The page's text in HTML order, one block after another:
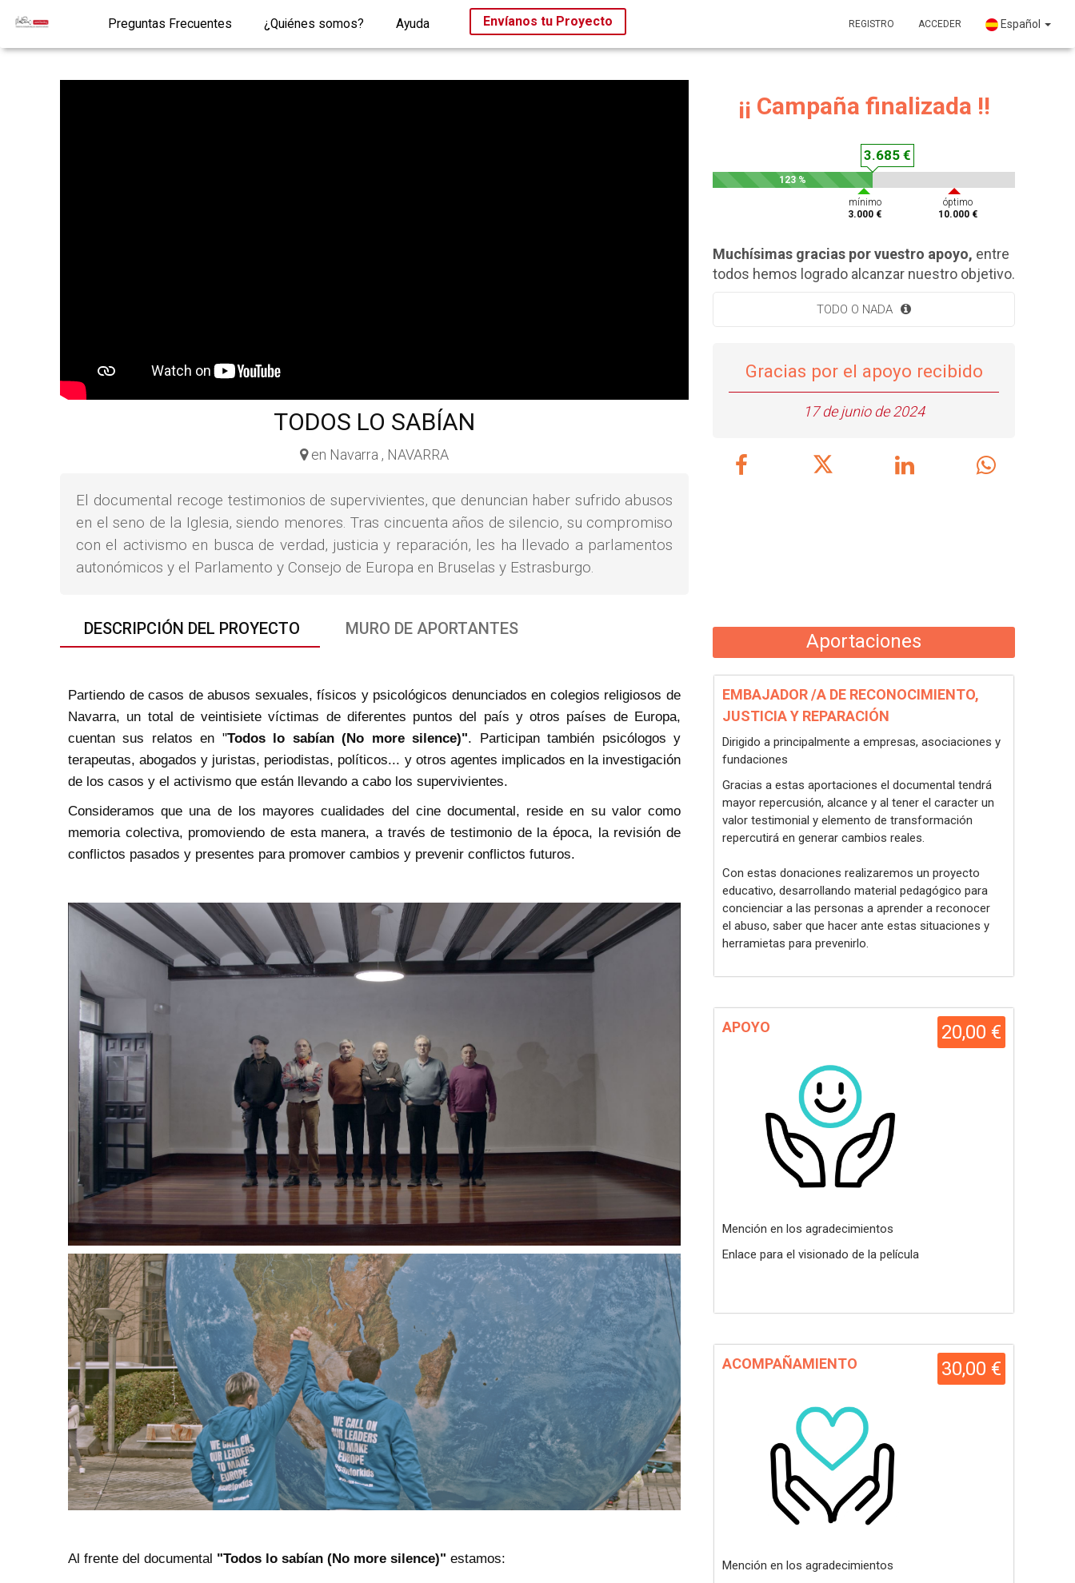
Preguntas Frecuentes ¿Quiénes somos? Ayuda Envíanos tu Proyecto REGISTRO ACCEDER Español
TODOS LO SABÍAN
en Navarra , NAVARRA
El documental recoge testimonios de supervivientes, que denuncian haber sufrido abusos
en el seno de la Iglesia, siendo menores. Tras cincuenta años de silencio, su compromiso
con el activismo en busca de verdad, justicia y reparación, les ha llevado a parlamentos
autonómicos y el Parlamento y Consejo de Europa en Bruselas y Estrasburgo.
¡¡ Campaña finalizada !!
3.685 €
123 %
mínimo
3.000 €
óptimo
10.000 €
Muchísimas gracias por vuestro apoyo, entre
todos hemos logrado alcanzar nuestro objetivo.
TODO O NADA
Gracias por el apoyo recibido
17 de junio de 2024
DESCRIPCIÓN DEL PROYECTO MURO DE APORTANTES
Partiendo de casos de abusos sexuales, físicos y psicológicos denunciados en colegios religiosos de
Navarra, un total de veintisiete víctimas de diferentes puntos del país y otros países de Europa,
cuentan sus relatos en "Todos lo sabían (No more silence)". Participan también psicólogos y
terapeutas, abogados y juristas, periodistas, políticos... y otros agentes implicados en la investigación
de los casos y el activismo que están llevando a cabo los supervivientes.
Consideramos que una de los mayores cualidades del cine documental, reside en su valor como
memoria colectiva, promoviendo de esta manera, a través de testimonio de la época, la revisión de
conflictos pasados y presentes para promover cambios y prevenir conflictos futuros.
Al frente del documental "Todos lo sabían (No more silence)" estamos:
Aportaciones
EMBAJADOR /A DE RECONOCIMIENTO,
JUSTICIA Y REPARACIÓN
Dirigido a principalmente a empresas, asociaciones y
fundaciones
Gracias a estas aportaciones el documental tendrá
mayor repercusión, alcance y al tener el caracter un
valor testimonial y elemento de transformación
repercutirá en generar cambios reales.
Con estas donaciones realizaremos un proyecto
educativo, desarrollando material pedagógico para
concienciar a las personas a aprender a reconocer
el abuso, saber que hacer ante estas situaciones y
herramietas para prevenirlo.
20,00 €
APOYO
Mención en los agradecimientos
Enlace para el visionado de la película
30,00 €
ACOMPAÑAMIENTO
Mención en los agradecimientos